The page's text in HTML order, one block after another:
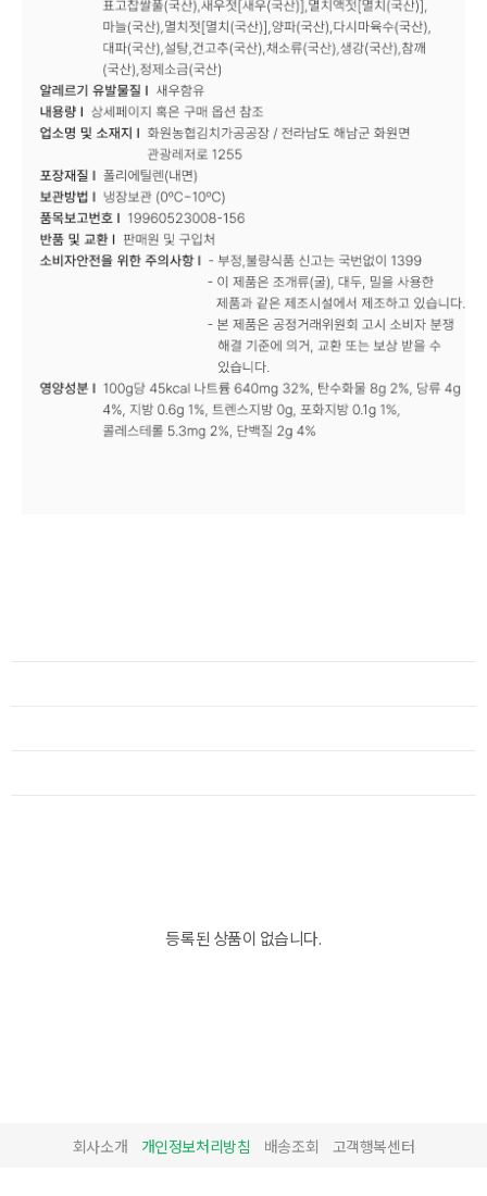
등록된 상품이 없습니다.
회사소개 개인정보처리방침 배송조회 고객행복센터